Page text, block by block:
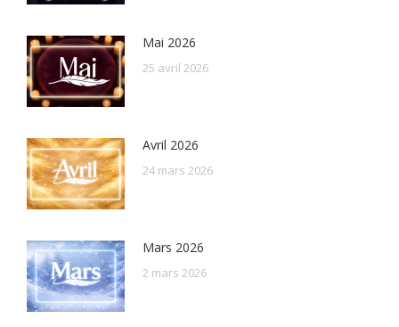
Mai 2026
25 avril 2026
Avril 2026
24 mars 2026
Mars 2026
2 mars 2026